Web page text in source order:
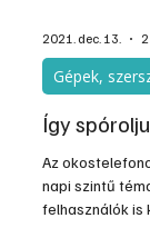
rengeteg
intelligens
mindenképpen
2021. dec. 13.
Gépek,
Így
Az